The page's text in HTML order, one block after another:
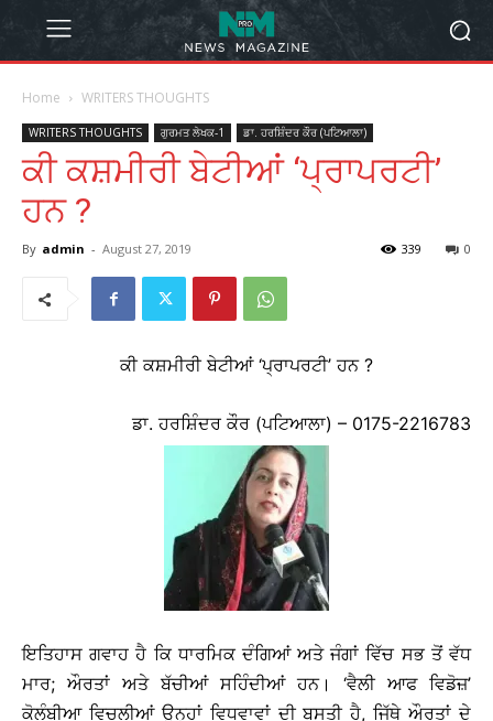
Home WRITERS THOUGHTS
WRITERS THOUGHTS ਗੁਰਮਤ ਲੇਖਕ-1 ਡਾ. ਹਰਸ਼ਿੰਦਰ ਕੌਰ (ਪਟਿਆਲਾ)
ਕੀ ਕਸ਼ਮੀਰੀ ਬੇਟੀਆਂ ‘ਪ੍ਰਾਪਰਟੀ’
ਹਨ ?
By admin - August 27, 2019 0
339
ਕੀ ਕਸ਼ਮੀਰੀ ਬੇਟੀਆਂ ‘ਪ੍ਰਾਪਰਟੀ’ ਹਨ ?
ਡਾ. ਹਰਸ਼ਿੰਦਰ ਕੌਰ (ਪਟਿਆਲਾ) – 0175-2216783
ਇਤਿਹਾਸ ਗਵਾਹ ਹੈ ਕਿ ਧਾਰਮਿਕ ਦੰਗਿਆਂ ਅਤੇ ਜੰਗਾਂ ਵਿੱਚ ਸਭ ਤੋਂ ਵੱਧ
ਮਾਰ; ਔਰਤਾਂ ਅਤੇ ਬੱਚੀਆਂ ਸਹਿੰਦੀਆਂ ਹਨ। ‘ਵੈਲੀ ਆਫ ਵਿਡੋਜ਼’
ਕੋਲੰਬੀਆ ਵਿਚਲੀਆਂ ਉਨ੍ਹਾਂ ਵਿਧਵਾਵਾਂ ਦੀ ਬਸਤੀ ਹੈ, ਜਿੱਥੇ ਔਰਤਾਂ ਦੇ